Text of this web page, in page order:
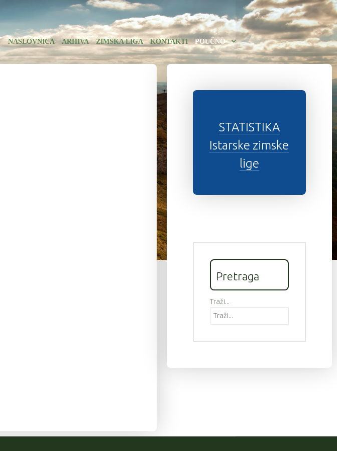
NASLOVNICA ARHIVA ZIMSKA LIGA KONTAKTI POUČNO
STATISTIKA
Istarske zimske
lige
Pretraga
Traži...